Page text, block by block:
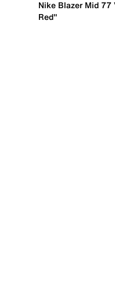
Nike Blazer Mid 77
Red"